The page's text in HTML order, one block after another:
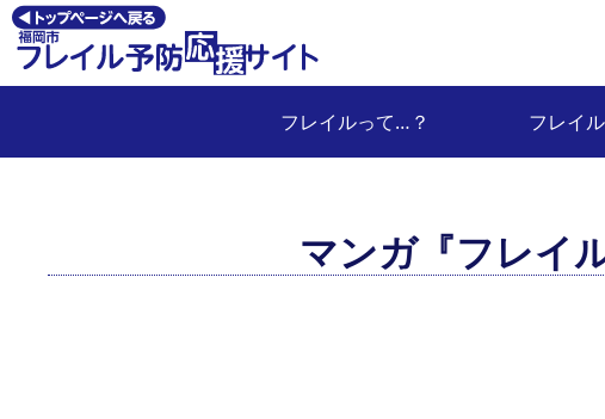
フレイルって…？ フレイ
マンガ『フレイ